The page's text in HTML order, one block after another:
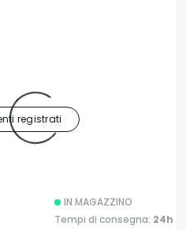
registrati
IN MAGAZZINO
Tempi di consegna: 24h